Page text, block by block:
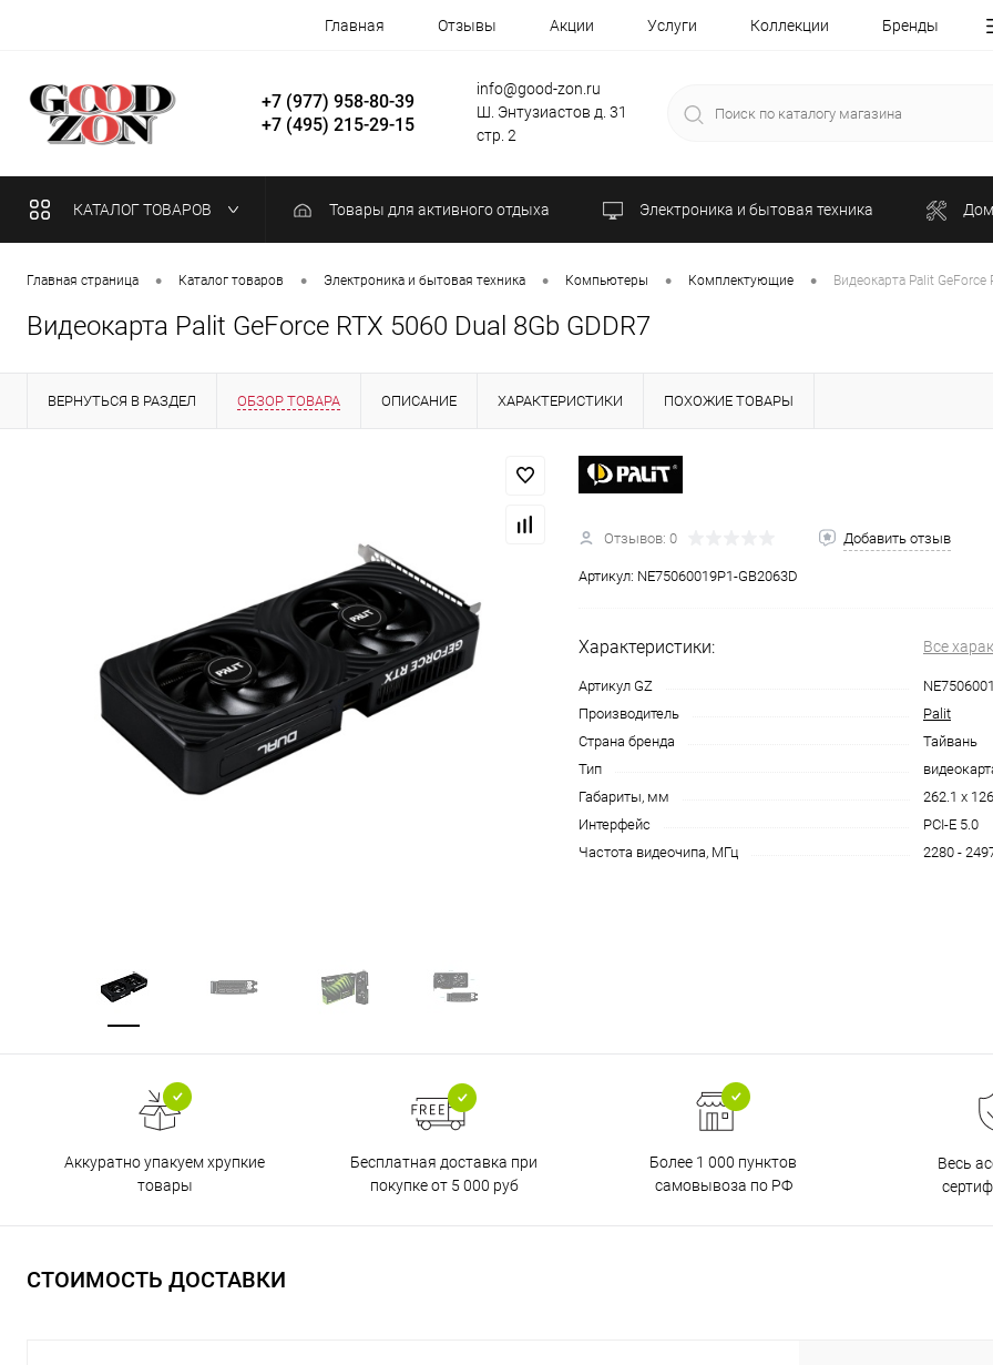
Главная Отзывы Акции Услуги Коллекции Бренды
+7 (977) 958-80-39
+7 (495) 215-29-15
info@good-zon.ru
Ш. Энтузиастов д. 31
стр. 2
КАТАЛОГ ТОВАРОВ Товары для активного отдыха Электроника и бытовая техника
Главная страница • Каталог товаров • Электроника и бытовая техника • Компьютеры • Комплектующие • Видеокарта Palit GeForce
Видеокарта Palit GeForce RTX 5060 Dual 8Gb GDDR7
ВЕРНУТЬСЯ В РАЗДЕЛ ОБЗОР ТОВАРА ОПИСАНИЕ ХАРАКТЕРИСТИКИ ПОХОЖИЕ ТОВАРЫ
Отзывов: 0 Добавить отзыв
Артикул: NE75060019P1-GB2063D
Характеристики: Все
Артикул GZ
Производитель
Palit
Страна бренда
Тайвань
Тип
Габариты, мм
262.1 x
Интерфейс
PCI-E 5.0
Частота видеочипа, МГц
2280 -
Аккуратно упакуем хрупкие
товары
Бесплатная доставка при
покупке от 5 000 руб
Более 1 000 пунктов
самовывоза по РФ
Весь
СТОИМОСТЬ ДОСТАВКИ